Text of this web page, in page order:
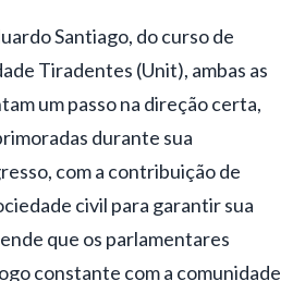
Santiago, do curso de
Tiradentes (Unit), ambas as
um passo na direção certa,
durante sua
com a contribuição de
civil para garantir sua
que os parlamentares
constante com a comunidade